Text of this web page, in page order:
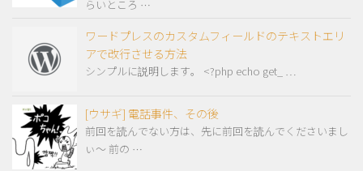
らいところ …
ワードプレスのカスタムフィールドのテキストエリ
アで改行させる方法
シンプルに説明します。 <?php echo get_ …
[ウサギ] 電話事件、その後
前回を読んでない方は、先に前回を読んでくださいまし
ぃ～ 前の …